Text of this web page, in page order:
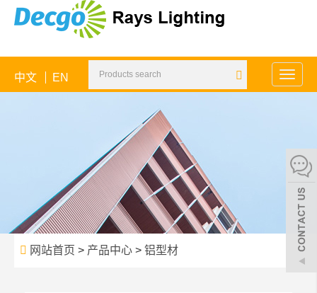
Toggle
中文 EN
网站首页 > 产品中心 > 铝型材